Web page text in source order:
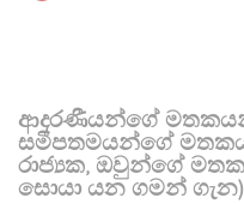
ආදරණීයන්ගේ
සමීපතමයන්ගේ
රාජ්‍යක, ඔවුන්ගේ
සොයා යන ගමන් ගැන)